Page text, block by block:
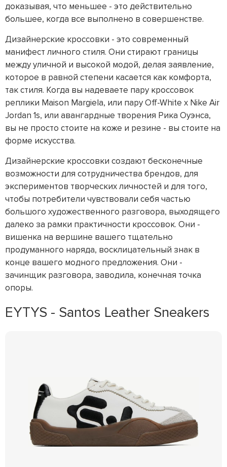
доказывая, что меньшее - это действительно
большее, когда все выполнено в совершенстве.
Дизайнерские кроссовки - это современный
манифест личного стиля. Они стирают границы
между уличной и высокой модой, делая заявление,
которое в равной степени касается как комфорта,
так стиля. Когда вы надеваете пару кроссовок
реплики Maison Margiela, или пару Off-White x Nike Air
Jordan 1s, или авангардные творения Рика Оуэнса,
вы не просто стоите на коже и резине - вы стоите на
форме искусства.
Дизайнерские кроссовки создают бесконечные
возможности для сотрудничества брендов, для
экспериментов творческих личностей и для того,
чтобы потребители чувствовали себя частью
большого художественного разговора, выходящего
далеко за рамки практичности кроссовок. Они -
вишенка на вершине вашего тщательно
продуманного наряда, восклицательный знак в
конце вашего модного предложения. Они -
зачинщик разговора, заводила, конечная точка
опоры.
EYTYS - Santos Leather Sneakers